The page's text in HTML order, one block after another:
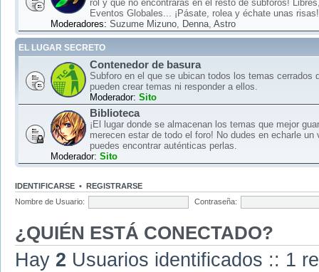
rol y que no encontrarás en el resto de subforos!
Eventos Globales... ¡Pásate, rolea y échate unas risas!
Moderadores: Suzume Mizuno Denna Astro
EL LUGAR SECRETO
Contenedor de basura
Subforo en el que se ubican todos los temas cerrados
pueden crear temas ni responder a ellos.
Moderador: Sito
Biblioteca
¡El lugar donde se almacenan los temas que mejor
merecen estar de todo el foro! No dudes en echarle un
puedes encontrar auténticas perlas.
Moderador: Sito
IDENTIFICARSE • REGISTRARSE
Nombre de Usuario:
Contraseña:
¿QUIÉN ESTÁ CONECTADO?
Hay 2 Usuarios identificados :: 1